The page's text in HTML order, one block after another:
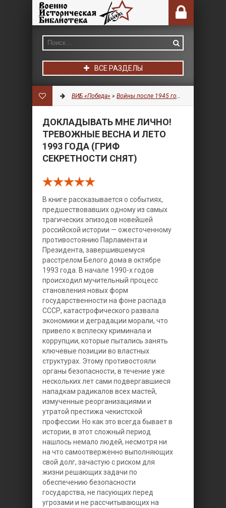
ВСЕ РАЗДЕЛЫ
ВИБ «Победа» » Войны после 1945 года
ДОКЛАДЫВАТЬ МНЕ ЛИЧНО!
ТРЕВОЖНЫЕ ВЕСНА И ЛЕТО
1993 ГОДА (ГРИФ
СЕКРЕТНОСТИ СНЯТ)
В книге рассказывается о событиях,
предшествовавших одному из самых
трагических эпизодов новейшей
российской истории — ожесточенному
противостоянию Парламента и
Президента, завершившемуся
расстрелом Белого дома в октябре
1993 года. В начале 1990-х годов
происходил мучительный процесс
становления новых форм
государственности на фоне распада
СССР, катастрофического развала
экономики и деградации морали, что
привело к всплеску криминала и
коррупции, которые пытались занять
ключевые позиции во властных
структурах. Этому противостояли
органы безопасности, в течение уже
нескольких лет сами подвергавшиеся
нападкам радикалов всех мастей,
измученные реорганизациями и
утратой престижа чекистской
профессии. Но как это всегда бывает в
истории, в этот сложный период
нашлось немало людей, несмотря ни
на что самоотверженно выполняющих
свой долг, зачастую с риском для
жизни решающих задачи по
обеспечению безопасности
государства, не пасующих перед
угрозами и не рассчитывающих на